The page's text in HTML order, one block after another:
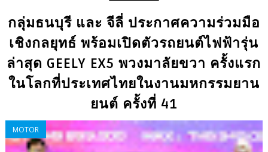
กลุ่มธนบุรี และ จีลี่ ประกาศความร่วมมือ
เชิงกลยุทธ์ พร้อมเปิดตัวรถยนต์ไฟฟ้ารุ่น
ล่าสุด GEELY EX5 พวงมาลัยขวา ครั้งแรก
ในโลกที่ประเทศไทยในงานมหกรรมยาน
ยนต์ ครั้งที่ 41
MOTOR